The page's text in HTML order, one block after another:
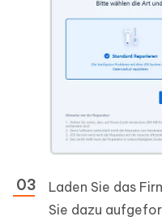
Laden Sie das
Sie dazu